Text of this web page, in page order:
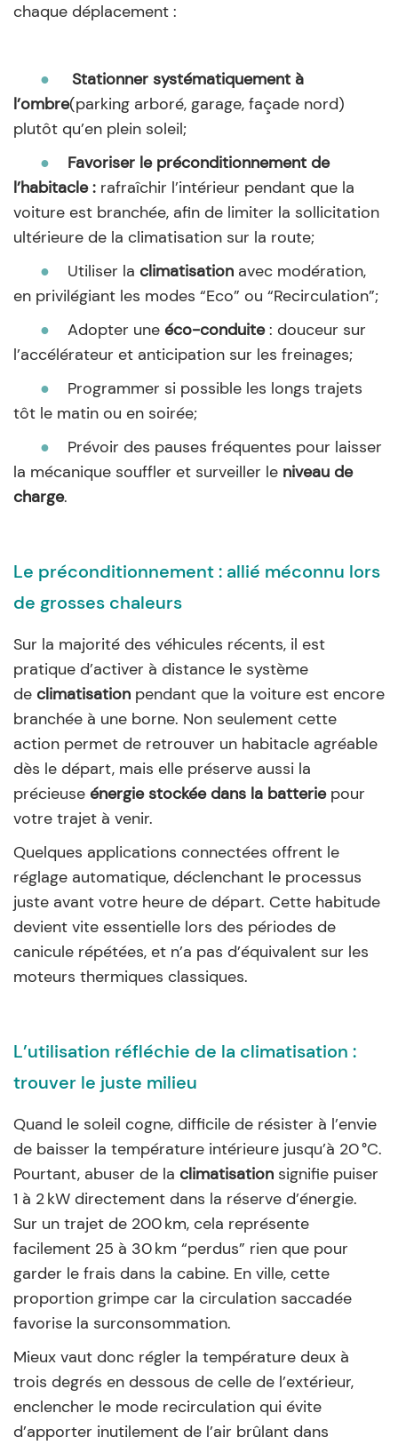
chaque déplacement :
●
Stationner systématiquement à
l’ombre(parking arboré, garage, façade nord)
plutôt qu’en plein soleil;
●
Favoriser le préconditionnement de
l’habitacle : rafraîchir l’intérieur pendant que la
voiture est branchée, afin de limiter la sollicitation
ultérieure de la climatisation sur la route;
●
Utiliser la climatisation avec modération,
en privilégiant les modes “Eco” ou “Recirculation”;
●
Adopter une éco-conduite: douceur sur
l’accélérateur et anticipation sur les freinages;
●
Programmer si possible les longs trajets
tôt le matin ou en soirée;
●
Prévoir des pauses fréquentes pour laisser
la mécanique souffler et surveiller le niveau de
charge.
Le préconditionnement : allié méconnu lors
de grosses chaleurs
Sur la majorité des véhicules récents, il est
pratique d’activer à distance le système
de climatisation pendant que la voiture est encore
branchée à une borne. Non seulement cette
action permet de retrouver un habitacle agréable
dès le départ, mais elle préserve aussi la
précieuse énergie stockée dans la batteriepour
votre trajet à venir.
Quelques applications connectées offrent le
réglage automatique, déclenchant le processus
juste avant votre heure de départ. Cette habitude
devient vite essentielle lors des périodes de
canicule répétées, et n’a pas d’équivalent sur les
moteurs thermiques classiques.
L’utilisation réfléchie de la climatisation :
trouver le juste milieu
Quand le soleil cogne, difficile de résister à l’envie
de baisser la température intérieure jusqu’à 20 °C.
Pourtant, abuser de la climatisation signifie puiser
1 à 2 kW directement dans la réserve d’énergie.
Sur un trajet de 200 km, cela représente
facilement 25 à 30 km “perdus” rien que pour
garder le frais dans la cabine. En ville, cette
proportion grimpe car la circulation saccadée
favorise la surconsommation.
Mieux vaut donc régler la température deux à
trois degrés en dessous de celle de l’extérieur,
enclencher le mode recirculation qui évite
d’apporter inutilement de l’air brûlant dans